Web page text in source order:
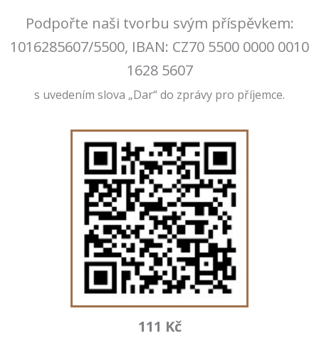
Podpořte naši tvorbu svým příspěvkem:
1016285607/5500, IBAN: CZ70 5500 0000 0010
1628 5607
s uvedením slova „Dar“ do zprávy pro příjemce.
111 Kč